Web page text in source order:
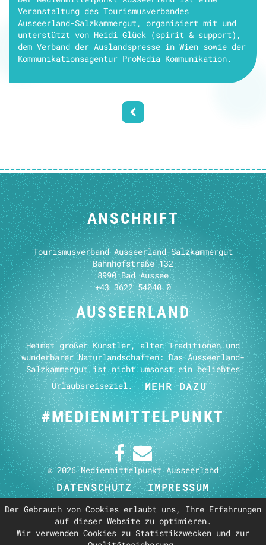
Der Gebrauch von Cookies erlaubt uns, Ihre Erfahrungen
auf dieser Website zu optimieren.
Wir verwenden Cookies zu Statistikzwecken und zur
Veranstaltung des Tourismusverbandes
Ausseerland-Salzkammergut, organisiert mit und
unterstützt von Heidi Glück (spirit & support),
dem Verband der Auslandspresse in Wien sowie der
Kommunikationsagentur ProMedia Kommunikation.
ANSCHRIFT
Tourismusverband Ausseerland-Salzkammergut
Bahnhofstraße 132
8990 Bad Aussee
+43 3622 54040 0
AUSSEERLAND
Heimat großer Künstler, alter Traditionen und
wunderbarer Naturlandschaften: Das Ausseerland-
Salzkammergut ist nicht umsonst ein beliebtes
Urlaubsreiseziel.
MEHR DAZU
#MEDIEN­MITTEL­PUNKT
© 2026 Medienmittelpunkt Ausseerland
DATENSCHUTZ
IMPRESSUM
MEDIENAKADEMIE